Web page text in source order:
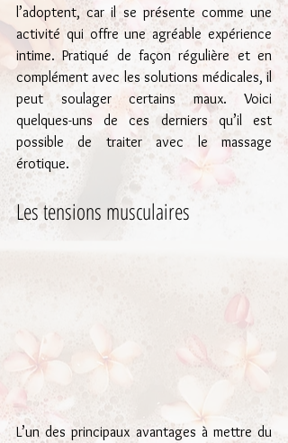
l’adoptent, car il se présente comme une
activité qui offre une agréable expérience
intime. Pratiqué de façon régulière et en
complément avec les solutions médicales, il
peut soulager certains maux. Voici
quelques-uns de ces derniers qu’il est
possible de traiter avec le massage
érotique.
Les tensions musculaires
L’un des principaux avantages à mettre du